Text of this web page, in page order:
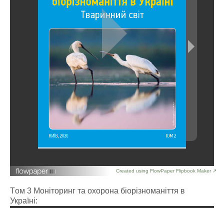
Created using FlowPaper Flipbook Maker ↗
Tом 3 Моніторинг та охорона біорізноманіття в
Україні: